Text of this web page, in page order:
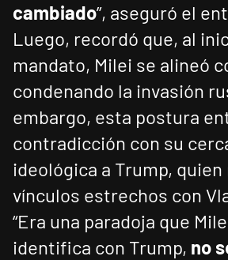
cambiado”, aseguró el
Luego, recordó que, al
mandato, Milei se alineó
condenando la invasión
embargo, esta postura
contradicción con su
ideológica a Trump,
vínculos estrechos con
“Era una paradoja que
identifica con Trump, no